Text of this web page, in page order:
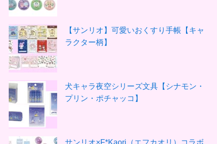
【サンリオ】可愛いおくすり手帳【キャ
ラクター柄】
犬キャラ夜空シリーズ文具【シナモン・
プリン・ポチャッコ】
サンリオ×F*Kaori（エフカオリ）コラボ